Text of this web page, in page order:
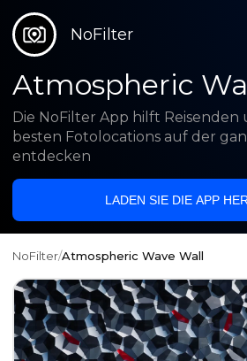
NoFilter
Atmospheric
Die NoFilter App hilft Reisenden
besten Fotolocations auf der
entdecken
LADEN SIE DIE APP
NoFilter/Atmospheric Wave Wall